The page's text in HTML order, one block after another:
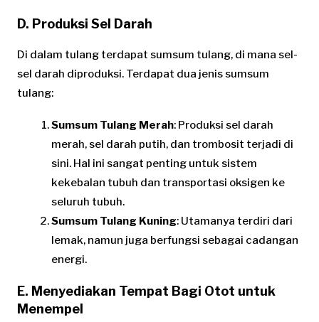
D. Produksi Sel Darah
Di dalam tulang terdapat sumsum tulang, di mana sel-
sel darah diproduksi. Terdapat dua jenis sumsum
tulang:
Sumsum Tulang Merah: Produksi sel darah
merah, sel darah putih, dan trombosit terjadi di
sini. Hal ini sangat penting untuk sistem
kekebalan tubuh dan transportasi oksigen ke
seluruh tubuh.
Sumsum Tulang Kuning: Utamanya terdiri dari
lemak, namun juga berfungsi sebagai cadangan
energi.
E. Menyediakan Tempat Bagi Otot untuk
Menempel